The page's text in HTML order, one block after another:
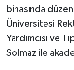
binasında
Üniversitesi
Yardımcısı ve
Solmaz ile